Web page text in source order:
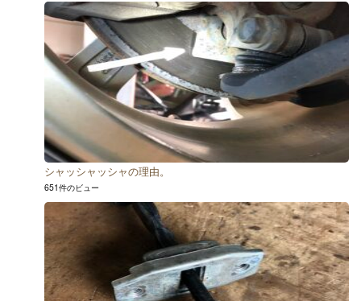
シャッシャッシャの理由。
651件のビュー